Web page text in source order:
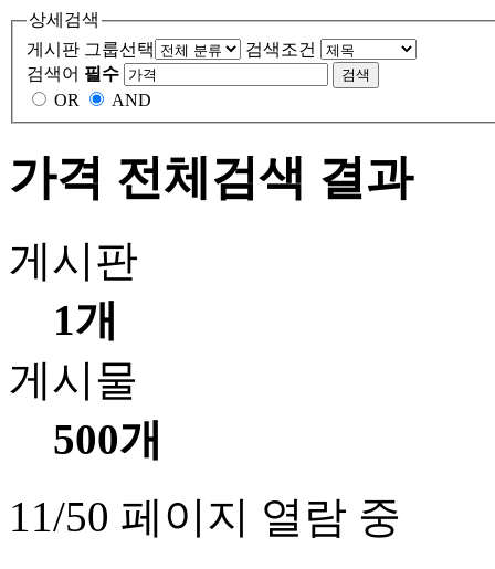
상세검색
게시판 그룹선택
검색조건
검색어 필수
OR
AND
가격 전체검색 결과
게시판
1개
게시물
500개
11/50 페이지 열람 중